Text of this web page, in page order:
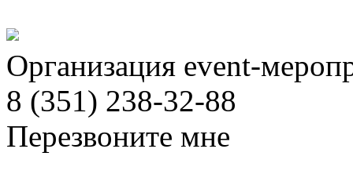
Организация event-
8 (351) 238-32-88
Перезвоните мне